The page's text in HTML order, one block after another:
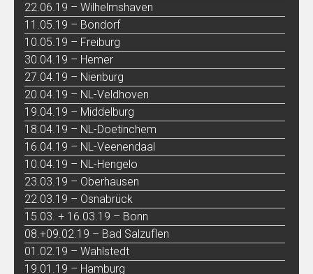
22.06.19 – Wilhelmshaven
11.05.19 – Bondorf
10.05.19 – Freiburg
30.04.19 – Hemer
27.04.19 – Nienburg
20.04.19 – NL-Veldhoven
19.04.19 – Middelburg
18.04.19 – NL-Doetinchem
16.04.19 – NL-Veenendaal
10.04.19 – NL-Hengelo
23.03.19 – Oberhausen
22.03.19 – Osnabrück
15.03. + 16.03.19 – Bonn
08.+09.02.19 – Bad Salzuflen
01.02.19 – Wahlstedt
19.01.19 – Hamburg